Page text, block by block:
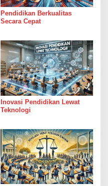
Pendidikan Berkualitas
Secara Cepat
Inovasi Pendidikan Lewat
Teknologi